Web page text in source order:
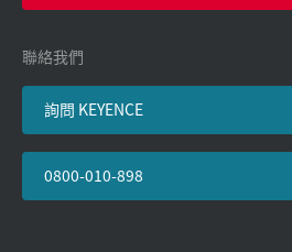
聯絡我們
詢問 KEYENCE
0800-010-898